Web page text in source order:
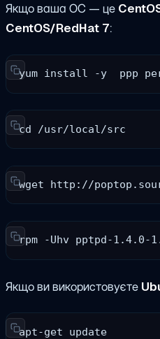
Якщо ваша ОС — це
CentOS/RedHat 7:
yum install -y  ppp
cd /usr/local/src
wget http://
rpm -Uhv pptpd-1.4.0-
Якщо ви використовуєте
apt-get update